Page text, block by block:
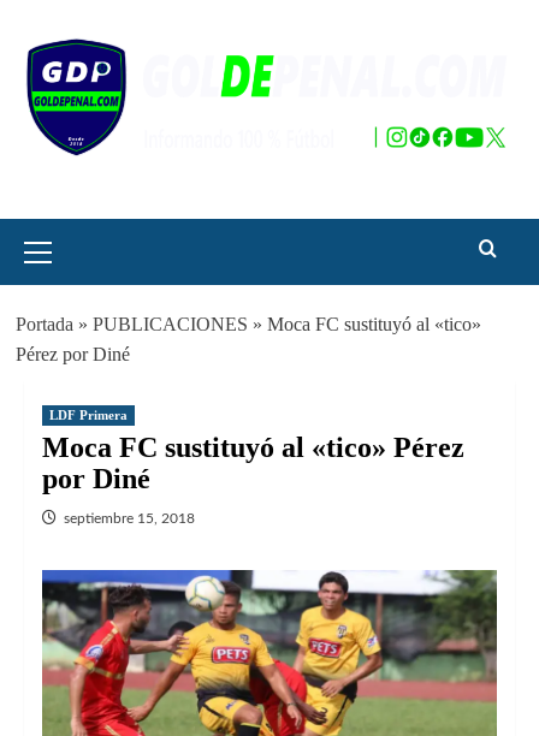
contenido
principal
Portada » PUBLICACIONES » Moca FC sustituyó al «tico»
Pérez por Diné
LDF Primera
Moca FC sustituyó al «tico» Pérez
por Diné
septiembre 15, 2018